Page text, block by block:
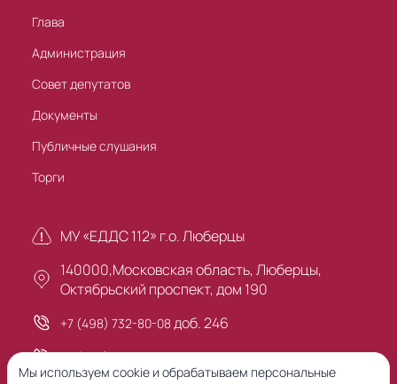
Глава
Администрация
Совет депутатов
Документы
Публичные слушания
Торги
МУ «ЕДДС 112» г.о. Люберцы
140000,Московская область, Люберцы,
Октябрьский проспект, дом 190
+7 (498) 732-80-08 доб. 246
+7 (495) 503-30-00
Мы используем cookie и обрабатываем персональные